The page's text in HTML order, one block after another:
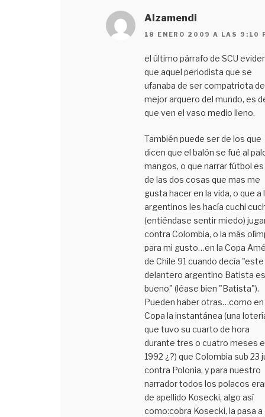
Alzamendi
18 ENERO 2009 A LAS 9:10
el último párrafo de SCU
que aquel periodista que se
ufanaba de ser compatriota
mejor arquero del mundo, es
que ven el vaso medio lleno.
También puede ser de los que
dicen que el balón se fué al
mangos, o que narrar fútbol es
de las dos cosas que mas me
gusta hacer en la vida, o que a
argentinos les hacía cuchi
(entiéndase sentir miedo)
contra Colombia, o la más
para mi gusto…en la Copa
de Chile 91 cuando decía "este
delantero argentino Batista es
bueno" (léase bien "Batista").
Pueden haber otras…como en
Copa la instantánea (una
que tuvo su cuarto de hora
durante tres o cuatro meses
1992 ¿?) que Colombia sub 23
contra Polonia, y para nuestro
narrador todos los polacos
de apellido Kosecki, algo así
como:cobra Kosecki, la pasa a